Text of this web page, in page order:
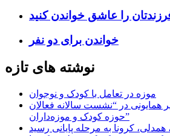
را عاشق خواندن کنید
خواندن برای دو نفر
نوشته های تازه
موزه در تعامل با کودک و نوجوان
همایونی در “نشست سالانه فعالان
حوزه کودک و موزه‌داران”
کرونا به مرحله پایانی رسید